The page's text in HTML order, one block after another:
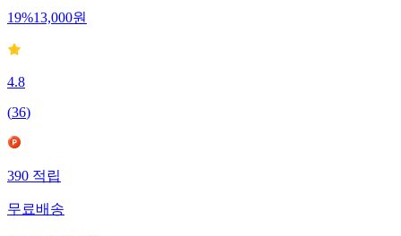
19%13,000원
4.8
(36)
390적립
무료배송